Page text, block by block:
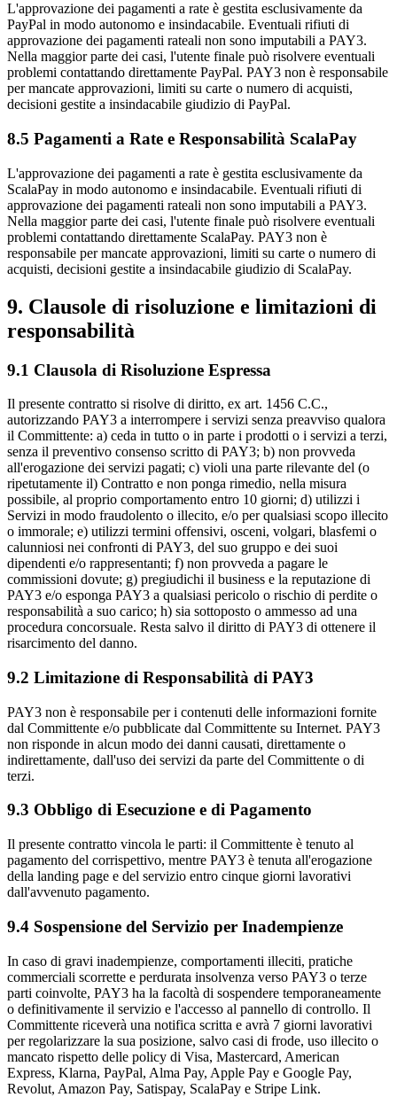
L'approvazione dei pagamenti a rate è gestita esclusivamente da
PayPal in modo autonomo e insindacabile. Eventuali rifiuti di
approvazione dei pagamenti rateali non sono imputabili a PAY3.
Nella maggior parte dei casi, l'utente finale può risolvere eventuali
problemi contattando direttamente PayPal. PAY3 non è responsabile
per mancate approvazioni, limiti su carte o numero di acquisti,
decisioni gestite a insindacabile giudizio di PayPal.
8.5 Pagamenti a Rate e Responsabilità ScalaPay
L'approvazione dei pagamenti a rate è gestita esclusivamente da
ScalaPay in modo autonomo e insindacabile. Eventuali rifiuti di
approvazione dei pagamenti rateali non sono imputabili a PAY3.
Nella maggior parte dei casi, l'utente finale può risolvere eventuali
problemi contattando direttamente ScalaPay. PAY3 non è
responsabile per mancate approvazioni, limiti su carte o numero di
acquisti, decisioni gestite a insindacabile giudizio di ScalaPay.
9. Clausole di risoluzione e limitazioni di
responsabilità
9.1 Clausola di Risoluzione Espressa
Il presente contratto si risolve di diritto, ex art. 1456 C.C.,
autorizzando PAY3 a interrompere i servizi senza preavviso qualora
il Committente: a) ceda in tutto o in parte i prodotti o i servizi a terzi,
senza il preventivo consenso scritto di PAY3; b) non provveda
all'erogazione dei servizi pagati; c) violi una parte rilevante del (o
ripetutamente il) Contratto e non ponga rimedio, nella misura
possibile, al proprio comportamento entro 10 giorni; d) utilizzi i
Servizi in modo fraudolento o illecito, e/o per qualsiasi scopo illecito
o immorale; e) utilizzi termini offensivi, osceni, volgari, blasfemi o
calunniosi nei confronti di PAY3, del suo gruppo e dei suoi
dipendenti e/o rappresentanti; f) non provveda a pagare le
commissioni dovute; g) pregiudichi il business e la reputazione di
PAY3 e/o esponga PAY3 a qualsiasi pericolo o rischio di perdite o
responsabilità a suo carico; h) sia sottoposto o ammesso ad una
procedura concorsuale. Resta salvo il diritto di PAY3 di ottenere il
risarcimento del danno.
9.2 Limitazione di Responsabilità di PAY3
PAY3 non è responsabile per i contenuti delle informazioni fornite
dal Committente e/o pubblicate dal Committente su Internet. PAY3
non risponde in alcun modo dei danni causati, direttamente o
indirettamente, dall'uso dei servizi da parte del Committente o di
terzi.
9.3 Obbligo di Esecuzione e di Pagamento
Il presente contratto vincola le parti: il Committente è tenuto al
pagamento del corrispettivo, mentre PAY3 è tenuta all'erogazione
della landing page e del servizio entro cinque giorni lavorativi
dall'avvenuto pagamento.
9.4 Sospensione del Servizio per Inadempienze
In caso di gravi inadempienze, comportamenti illeciti, pratiche
commerciali scorrette e perdurata insolvenza verso PAY3 o terze
parti coinvolte, PAY3 ha la facoltà di sospendere temporaneamente
o definitivamente il servizio e l'accesso al pannello di controllo. Il
Committente riceverà una notifica scritta e avrà 7 giorni lavorativi
per regolarizzare la sua posizione, salvo casi di frode, uso illecito o
mancato rispetto delle policy di Visa, Mastercard, American
Express, Klarna, PayPal, Alma Pay, Apple Pay e Google Pay,
Revolut, Amazon Pay, Satispay, ScalaPay e Stripe Link.